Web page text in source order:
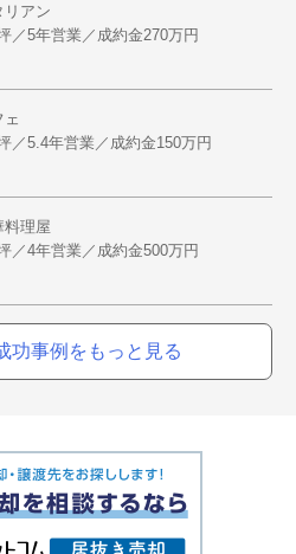
アン
／5年営業／成約金270万円
／5.4年営業／成約金150万円
理屋
／4年営業／成約金500万円
功事例をもっと見る